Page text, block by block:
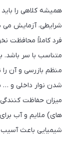
همیشه کلاهی را
شرایطی، آزمایش می
فرد کاملاً محافظت
متناسب با سر باشد.
منظم بازرسی و آن
شدن نوار داخلی و …
میزان حفاظت
های) ملایم و آب
شیمیایی باعث آسیب